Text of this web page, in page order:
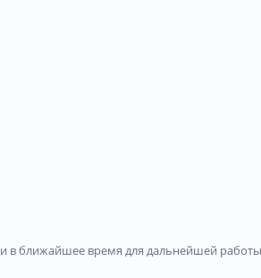
ближайшее время для дальнейшей работы